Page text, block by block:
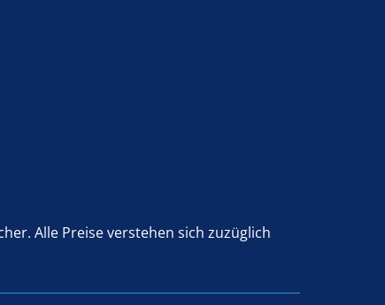
Alle Preise verstehen sich zuzüglich